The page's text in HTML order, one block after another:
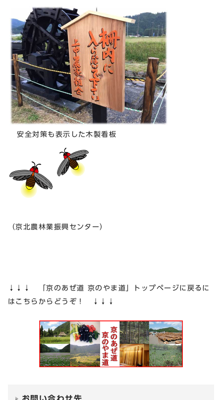
安全対策も表示した木製看板
（京北農林業振興センター）
↓↓↓ 「京のあぜ道 京のやま道」トップページに戻るに
はこちらからどうぞ！ ↓↓↓